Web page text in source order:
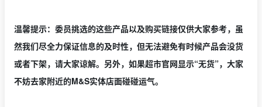
温馨提示：委员挑选的这些产品以及购买链接仅供大家参考，虽
然我们尽全力保证信息的及时性，但无法避免有时候产品会没货
或者下架，请大家谅解。另外，如果超市官网显示“无货”，大家
不妨去家附近的M&S实体店面碰碰运气。